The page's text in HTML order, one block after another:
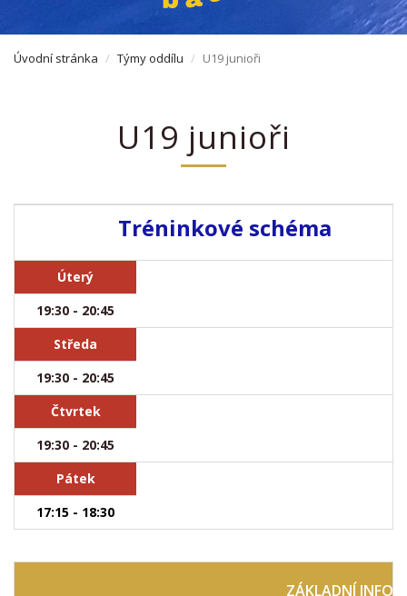
Úvodní stránka Týmy oddílu U19 junioři
U19 junioři
Tréninkové schéma
Úterý
19:30 - 20:45
Středa
19:30 - 20:45
Čtvrtek
19:30 - 20:45
Pátek
17:15 - 18:30
ZÁKLADNÍ